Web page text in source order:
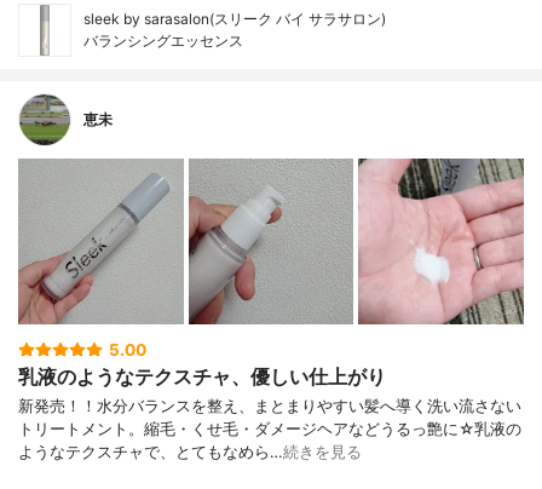
sleek by sarasalon(スリーク バイ サラサロン)
バランシングエッセンス
恵未
5.00
乳液のようなテクスチャ、優しい仕上がり
新発売！！水分バランスを整え、まとまりやすい髪へ導く洗い流さない
トリートメント。縮毛・くせ毛・ダメージヘアなどうるっ艶に☆乳液の
ようなテクスチャで、とてもなめら…続きを見る